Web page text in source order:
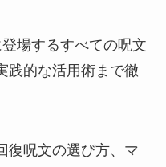
場するすべての呪文
践的な活用術まで徹
復呪文の選び方、マ